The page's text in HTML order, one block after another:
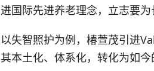
进国际先进养老理念，立志要
以失智照护为例，椿萱茂引进
其本土化、体系化，转化为如今